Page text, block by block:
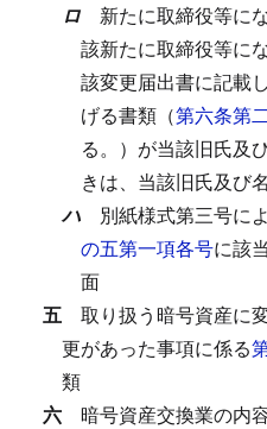
ロ 新たに取締役等に
該新たに取締役等に
該変更届出書に記載
げる書類（第六条第
る。）が当該旧氏及
きは、当該旧氏及び
ハ 別紙様式第三号に
の五第一項各号に該
面
五 取り扱う暗号資産に
更があった事項に係る
類
六 暗号資産交換業の内